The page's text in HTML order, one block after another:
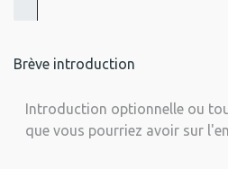
Brève introduction